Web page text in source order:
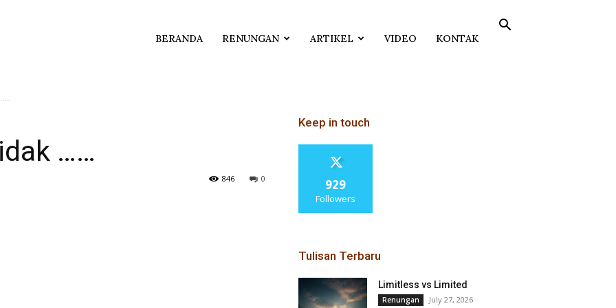
BERANDA RENUNGAN ARTIKEL VIDEO KONTAK
……
0
846
Keep in touch
929
Followers
Tulisan Terbaru
Limitless vs Limited
Renungan July 27, 2026